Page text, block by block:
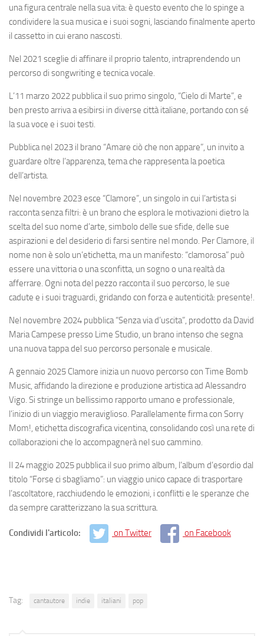
una figura centrale nella sua vita: è questo evento che lo spinge a
condividere la sua musica e i suoi sogni, lasciando finalmente aperto
il cassetto in cui erano nascosti.
Nel 2021 sceglie di affinare il proprio talento, intraprendendo un
percorso di songwriting e tecnica vocale.
L’11 marzo 2022 pubblica il suo primo singolo, “Cielo di Marte”, e
ben presto arriva a esibirsi in diverse città italiane, portando con sé
la sua voce e i suoi testi.
Pubblica nel 2023 il brano “Amare ciò che non appare”, un invito a
guardare oltre l’apparenza, tema che rappresenta la poetica
dell’artista.
Nel novembre 2023 esce “Clamore”, un singolo in cui l’artista si
racconta senza filtri: è un brano che esplora le motivazioni dietro la
scelta del suo nome d’arte, simbolo delle sue sfide, delle sue
aspirazioni e del desiderio di farsi sentire nel mondo. Per Clamore, il
nome non è solo un’etichetta, ma un manifesto: “clamorosa” può
essere una vittoria o una sconfitta, un sogno o una realtà da
afferrare. Ogni nota del pezzo racconta il suo percorso, le sue
cadute e i suoi traguardi, gridando con forza e autenticità: presente!.
Nel novembre 2024 pubblica “Senza via d’uscita”, prodotto da David
Maria Campese presso Lime Studio, un brano intenso che segna
una nuova tappa del suo percorso personale e musicale.
A gennaio 2025 Clamore inizia un nuovo percorso con Time Bomb
Music, affidando la direzione e produzione artistica ad Alessandro
Vigo. Si stringe un bellissimo rapporto umano e professionale,
l’inizio di un viaggio meraviglioso. Parallelamente firma con Sorry
Mom!, etichetta discografica vicentina, consolidando così una rete di
collaborazioni che lo accompagnerà nel suo cammino.
Il 24 maggio 2025 pubblica il suo primo album, l’album d’esordio dal
titolo “Forse ci sbagliamo”: un viaggio unico capace di trasportare
l’ascoltatore, racchiudendo le emozioni, i conflitti e le speranze che
da sempre caratterizzano la sua scrittura.
Condividi l'articolo: on Twitter on Facebook
Tag: cantautore indie italiani pop